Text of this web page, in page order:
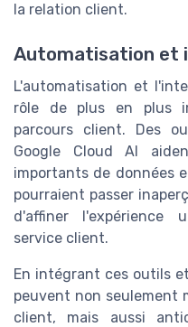
la relation client.
Automatisation et
L'automatisation et
rôle de plus en plus
parcours client. Des
Google Cloud AI
importants de données
pourraient passer
d'affiner l'expérience
service client.
En intégrant ces outils
peuvent non seulement
client, mais aussi